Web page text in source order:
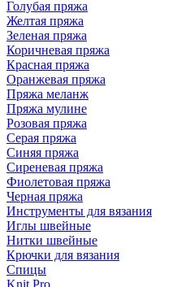
Голубая пряжа
Желтая пряжа
Зеленая пряжа
Коричневая пряжа
Красная пряжа
Оранжевая пряжа
Пряжа меланж
Пряжа мулине
Розовая пряжа
Серая пряжа
Синяя пряжа
Сиреневая пряжа
Фиолетовая пряжа
Черная пряжа
Инструменты для вязания
Иглы швейные
Нитки швейные
Крючки для вязания
Спицы
Knit Pro